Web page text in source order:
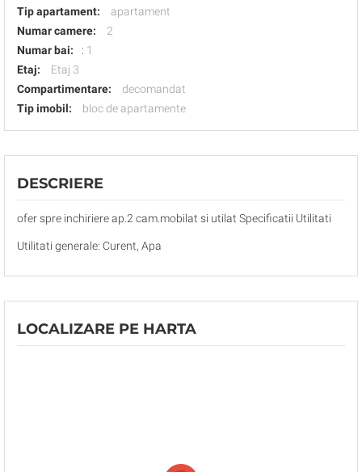
Tip apartament:
apartament
Numar camere:
2
Numar bai:
: 1
Etaj:
Etaj 3
Compartimentare:
decomandat
Tip imobil:
bloc de apartamente
DESCRIERE
ofer spre inchiriere ap.2 cam.mobilat si utilat Specificatii Utilitati
Utilitati generale: Curent, Apa
LOCALIZARE PE HARTA